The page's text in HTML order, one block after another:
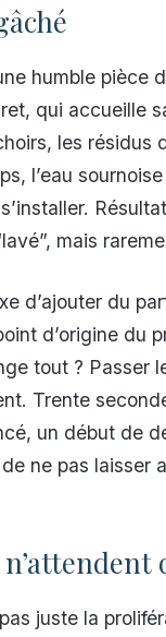
humble pièce
qui accueille
les résidus
l’eau
mais
d’ajouter du
d’origine du
tout ? Passer
Trente
un début de
ne pas laisser
juste la